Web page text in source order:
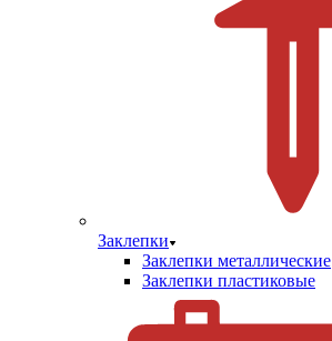
Заклепки
Заклепки металлические
Заклепки пластиковые